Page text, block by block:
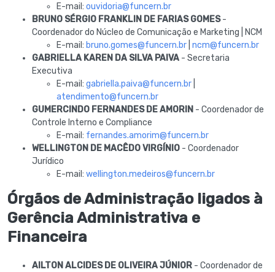
E-mail: ouvidoria@funcern.br
BRUNO SÉRGIO FRANKLIN DE FARIAS GOMES-
Coordenador do Núcleo de Comunicação e Marketing | NCM
E-mail: bruno.gomes@funcern.br ncm@funcern.br
GABRIELLA KAREN DA SILVA PAIVA - Secretaria
Executiva
E-mail: gabriella.paiva@funcern.br
atendimento@funcern.br
GUMERCINDO FERNANDES DE AMORIN - Coordenador de
Controle Interno e Compliance
E-mail: fernandes.amorim@funcern.br
WELLINGTON DE MACÊDO VIRGÍNIO - Coordenador
Jurídico
E-mail: wellington.medeiros@funcern.br
Órgãos de Administração ligados à
Gerência Administrativa e
Financeira
AILTON ALCIDES DE OLIVEIRA JÚNIOR - Coordenador de